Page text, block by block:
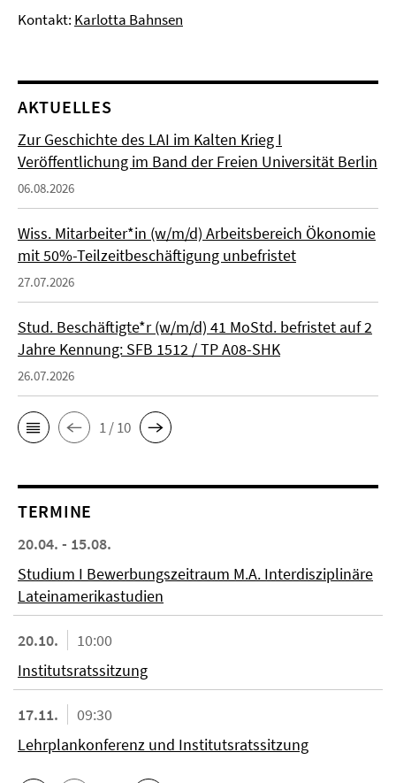
Kontakt: Karlotta Bahnsen
AKTUELLES
Zur Geschichte des LAI im Kalten Krieg I
Veröffentlichung im Band der Freien Universität Berlin
06.08.2026
Wiss. Mitarbeiter*in (w/m/d) Arbeitsbereich Ökonomie
mit 50%-Teilzeitbeschäftigung unbefristet
27.07.2026
Stud. Beschäftigte*r (w/m/d) 41 MoStd. befristet auf 2
Jahre Kennung: SFB 1512 / TP A08-SHK
26.07.2026
1 / 10
TERMINE
20.04. - 15.08.
Studium I Bewerbungszeitraum M.A. Interdisziplinäre
Lateinamerikastudien
20.10.
10:00
Institutsratssitzung
17.11.
09:30
Lehrplankonferenz und Institutsratssitzung